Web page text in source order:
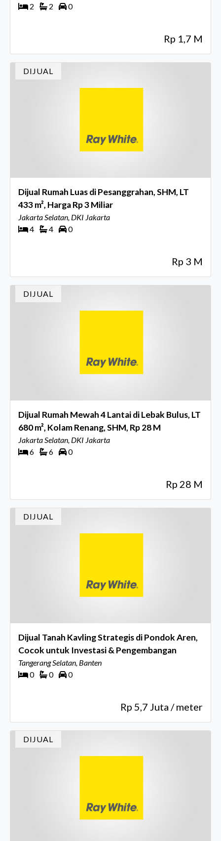
2 2 0
Rp 1,7 M
DIJUAL
Dijual Rumah Luas di Pesanggrahan, SHM, LT
433 m², Harga Rp 3 Miliar
Jakarta Selatan, DKI Jakarta
4
4 0
Rp 3 M
DIJUAL
Dijual Rumah Mewah 4 Lantai di Lebak Bulus, LT
680 m², Kolam Renang, SHM, Rp 28 M
Jakarta Selatan, DKI Jakarta
6
6 0
Rp 28 M
DIJUAL
Dijual Tanah Kavling Strategis di Pondok Aren,
Cocok untuk Investasi & Pengembangan
Tangerang Selatan, Banten
0
0 0
Rp 5,7 Juta / meter
DIJUAL